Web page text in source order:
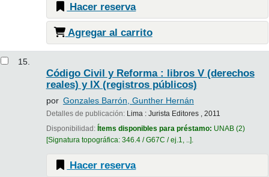
Hacer reserva
Agregar al carrito
15.
Código Civil y Reforma : libros V (derechos
reales) y IX (registros públicos)
por Gonzales Barrón, Gunther Hernán
Detalles de publicación: Lima : Jurista Editores , 2011
Disponibilidad: Ítems disponibles para préstamo: UNAB(2)
Signatura topográfica: 346.4 / G67C / ej.1, .. .
Hacer reserva